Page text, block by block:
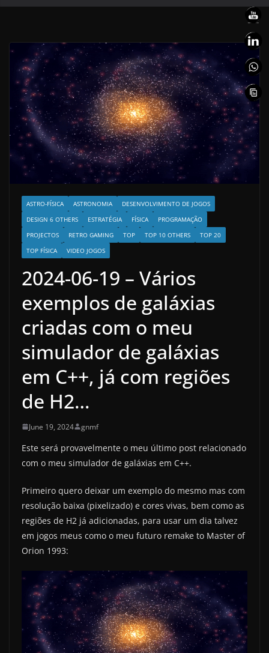
ASTRO-FÍSICA ASTRONOMIA
DESENVOLVIMENTO DE JOGOS
DESIGN 6 OTHERS
ESTRATÉGIA FÍSICA
PROGRAMAÇÃO
PROJECTOS
RETRO GAMING TOP TOP 10 OTHERS
TOP 20
TOP FÍSICA
VIDEO JOGOS
2024-06-19 – Vários
exemplos de galáxias
criadas com o meu
simulador de galáxias
em C++, já com regiões
de H2…
June 19, 2024 gnmf
Este será provavelmente o meu último post relacionado
com o meu simulador de galáxias em C++.
Primeiro quero deixar um exemplo do mesmo mas com
resolução baixa (pixelizado) e cores vivas, bem como as
regiões de H2 já adicionadas, para usar um dia talvez
em jogos meus como o meu futuro remake to Master of
Orion 1993: